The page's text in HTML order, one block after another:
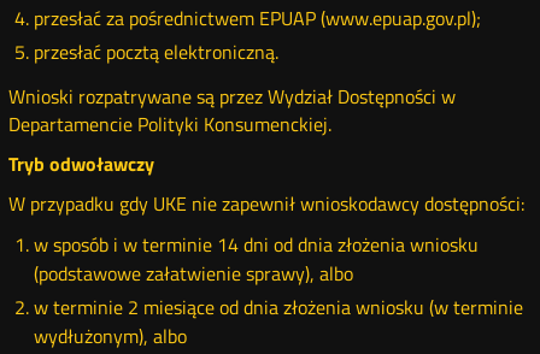
przesłać za pośrednictwem EPUAP (www.epuap.gov.pl);
przesłać pocztą elektroniczną.
Wnioski rozpatrywane są przez Wydział Dostępności w
Departamencie Polityki Konsumenckiej.
Tryb odwoławczy
W przypadku gdy UKE nie zapewnił wnioskodawcy dostępności:
w sposób i w terminie 14 dni od dnia złożenia wniosku
(podstawowe załatwienie sprawy), albo
w terminie 2 miesiące od dnia złożenia wniosku (w terminie
wydłużonym), albo